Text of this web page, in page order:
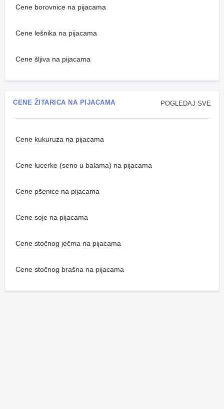
Cene borovnice na pijacama
Cene lešnika na pijacama
Cene šljiva na pijacama
POGLEDAJ SVE
CENE ŽITARICA NA PIJACAMA
Cene kukuruza na pijacama
Cene lucerke (seno u balama) na pijacama
Cene pšenice na pijacama
Cene soje na pijacama
Cene stočnog ječma na pijacama
Cene stočnog brašna na pijacama